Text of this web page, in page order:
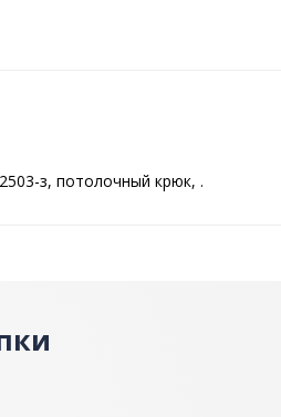
з, потолочный крюк, .